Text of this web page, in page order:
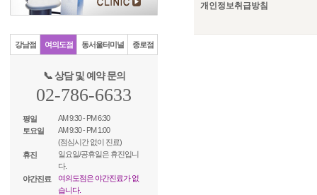
강남점 여의도점 동서울터미널 종로점
📞 상담 및 예약 문의
02-786-6633
평일
AM 9:30 - PM 6:30
토요일
AM 9:30 - PM 1:00
(점심시간 없이 진료)
휴진
일요일/공휴일은 휴진입니
다.
야간진료
여의도점은 야간진료가 없
습니다.
개인정보취급방침